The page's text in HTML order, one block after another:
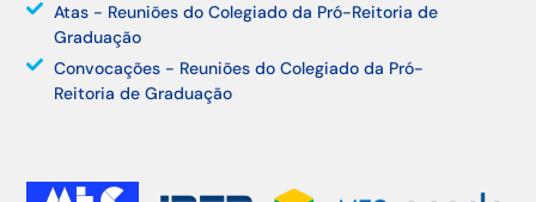
Atas - Reuniões do Colegiado da Pró-Reitoria de
Graduação
Convocações - Reuniões do Colegiado da Pró-
Reitoria de Graduação